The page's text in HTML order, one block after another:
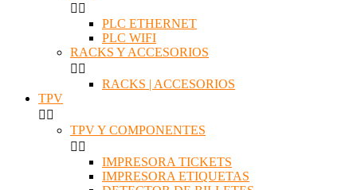
 
PLC ETHERNET
PLC WIFI
RACKS Y ACCESORIOS
 
RACKS | ACCESORIOS
TPV
 
TPV Y COMPONENTES
 
IMPRESORA TICKETS
IMPRESORA ETIQUETAS